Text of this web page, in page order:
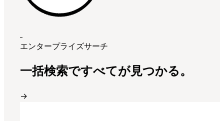
エンタープライズサーチ
一括検索ですべてが見つかる。
→